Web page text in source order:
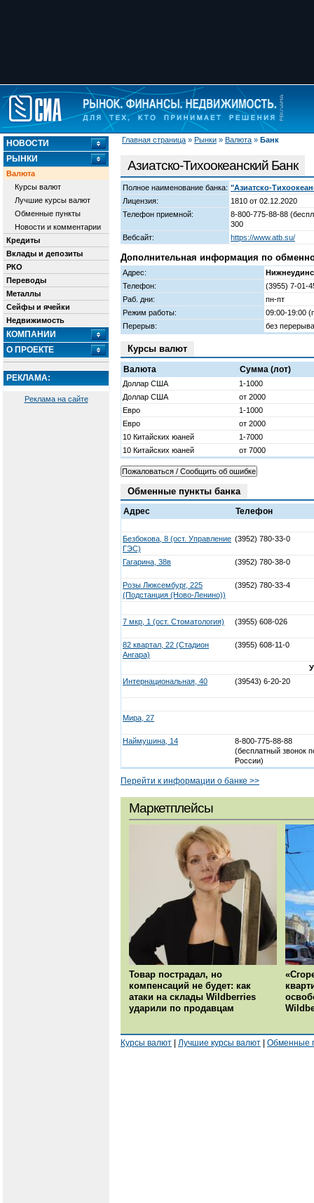
Главная страница » Рынки » Валюта » Банк
НОВОСТИ
РЫНКИ
Валюта
Курсы валют
Лучшие курсы валют
Обменные пункты
Новости и комментарии
Кредиты
Вклады и депозиты
РКО
Переводы
Металлы
Сейфы и ячейки
Недвижимость
КОМПАНИИ
О ПРОЕКТЕ
РЕКЛАМА:
Реклама на сайте
Азиатско-Тихоокеанский Банк
Полное наименование банка: "Азиатско-
Лицензия:
1810 от 02.12.2020
Телефон приемной:
8-800-775-88-88
300
Вебсайт:
https://www.atb.su/
Дополнительная информация по
Адрес:
Телефон:
(3955) 7-01-
Раб. дни:
пн-пт
Режим работы:
09:00-19:00
Перерыв:
без перерыва
Курсы валют
Валюта Сумма (лот)
Доллар США
1-1000
Доллар США
от 2000
Евро
1-1000
Евро
от 2000
10 Китайских юаней
1-7000
10 Китайских юаней
от 7000
Обменные пункты банка
Адрес Телефон
Безбокова, 8 (ост. Управление
ГЭС)
(3952) 780-33-0
Гагарина, 38в (3952) 780-38-0
Розы Люксембург, 225
(Подстанция (Ново-Ленино))
(3952) 780-33-4
7 мкр, 1 (ост. Стоматология) (3955) 608-026
82 квартал, 22 (Стадион
Ангара)
(3955) 608-11-0
Интернациональная, 40
(39543) 6-20-20
Мира, 27
Наймушина, 14
8-800-775-88-88
(бесплатный звонок
России)
Перейти к информации о банке >>
Маркетплейсы
Товар пострадал, но
компенсаций не будет: как
атаки на склады Wildberries
ударили по продавцам
Курсы валют Лучшие курсы валют Обменные